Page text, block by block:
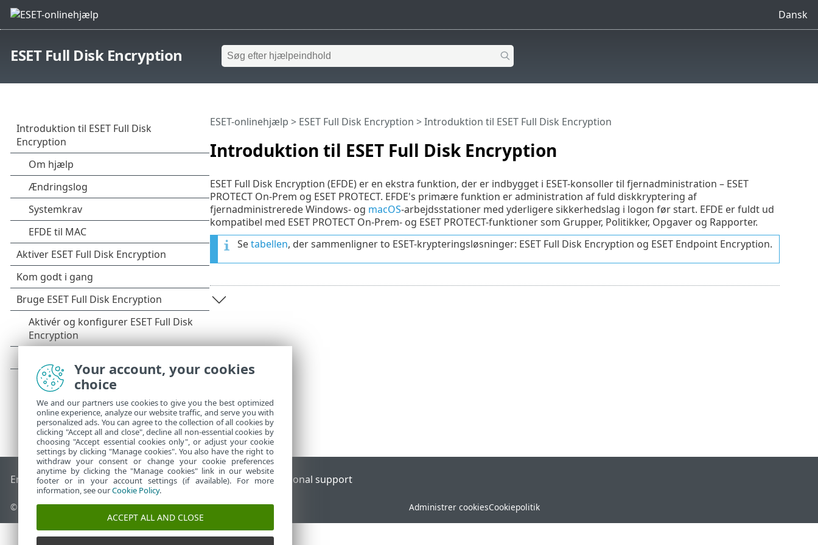
Dansk
ESET Full Disk Encryption
Introduktion til ESET Full Disk Encryption
ESET-onlinehjælp > ESET Full Disk Encryption >Introduktion til ESET Full Disk Encryption
ESET Full Disk Encryption (EFDE) er en ekstra funktion, der er indbygget i ESET-konsoller til fjernadministration – ESET
PROTECT On-Prem og ESET PROTECT. EFDE's primære funktion er administration af fuld diskkryptering af
fjernadministrerede Windows- og macOS-arbejdsstationer med yderligere sikkerhedslag i logon før start. EFDE er fuldt ud
kompatibel med ESET PROTECT On-Prem- og ESET PROTECT-funktioner som Grupper, Politikker, Opgaver og Rapporter.
Setabellen, der sammenligner to ESET-krypteringsløsninger: ESET Full Disk Encryption og ESET Endpoint Encryption.
End of Life ESET-vidensbaseESET-forumESET Status PortalRegional support
© 1992 - 2026 ESET, spol. s r.o. – Alle rettigheder forbeholdes. Administrer cookiesCookiepolitik
Your account, your cookies
choice
We and our partners use cookies to give you the best optimized
online experience, analyze our website traffic, and serve you with
personalized ads. You can agree to the collection of all cookies by
clicking "Accept all and close", decline all non-essential cookies by
choosing "Accept essential cookies only", or adjust your cookie
settings by clicking "Manage cookies". You also have the right to
withdraw your consent or change your cookie preferences
anytime by clicking the "Manage cookies" link in our website
footer or in your account settings (if available). For more
information, see ourCookie Policy.
ACCEPT ALL AND CLOSE